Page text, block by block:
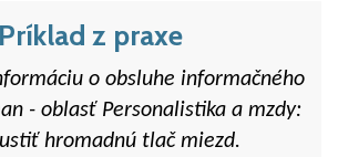
Príklad z praxe
o obsluhe informačného
- oblasť Personalistika a mzdy:
hromadnú tlač miezd.